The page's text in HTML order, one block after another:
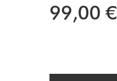
99,00 €